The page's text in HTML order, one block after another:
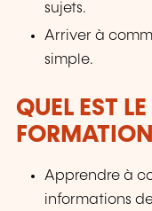
sujets.
Arriver à
simple.
QUEL EST
Apprendre à
informations